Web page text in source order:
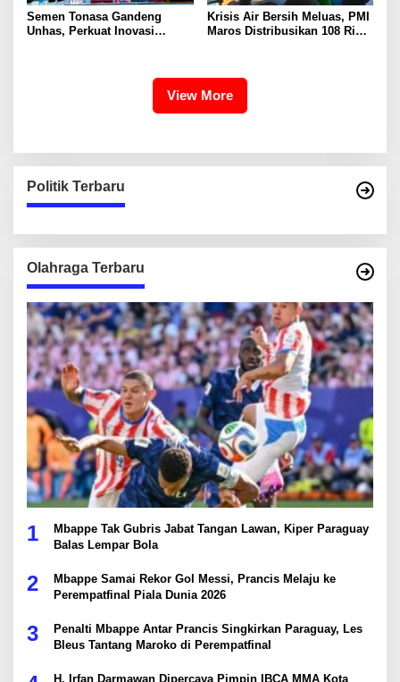
Semen Tonasa Gandeng
Unhas, Perkuat Inovasi
Krisis Air Bersih Meluas, PMI
Maros Distribusikan 108 Ribu
View More
Politik Terbaru
Olahraga Terbaru
1
Mbappe Tak Gubris Jabat Tangan Lawan, Kiper Paraguay
Balas Lempar Bola
2
Mbappe Samai Rekor Gol Messi, Prancis Melaju ke
Perempatfinal Piala Dunia 2026
3
Penalti Mbappe Antar Prancis Singkirkan Paraguay, Les
Bleus Tantang Maroko di Perempatfinal
H. Irfan Darmawan Dipercaya Pimpin IBCA MMA Kota